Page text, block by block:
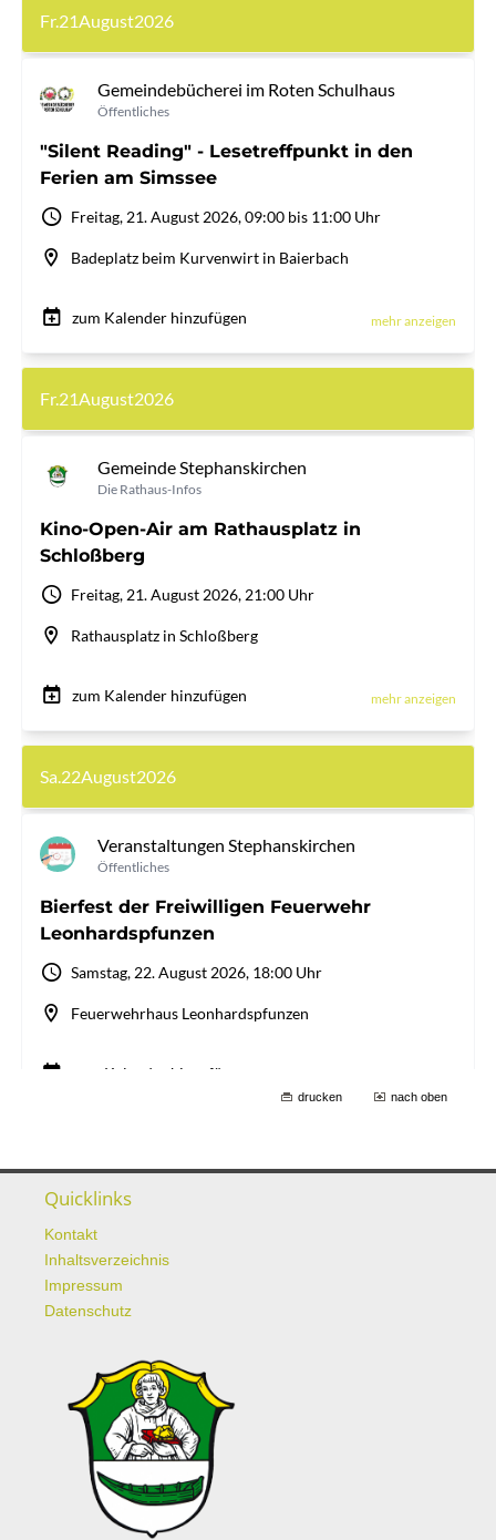
drucken nach oben
Quicklinks
Kontakt
Inhaltsverzeichnis
Impressum
Datenschutz